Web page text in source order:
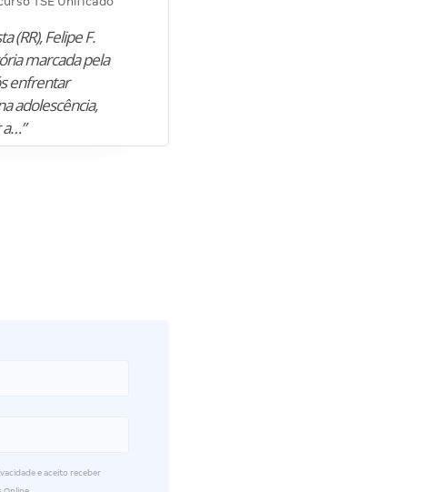
(RR), Felipe F.
marcada pela
enfrentar
adolescência,
e aceito receber